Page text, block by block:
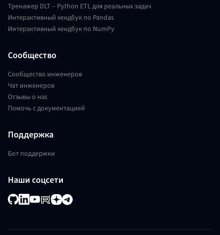
Тренажер DLT – Python ETL для реальных задач
Интерактивный хендбук по Pandas
Интерактивный хендбук по NumPy
Сообщество
Сообщество инженеров
Чат инженеров
Отзывы о нас
Помочь с документацией
Поддержка
Бот поддержки
Наши соцсети